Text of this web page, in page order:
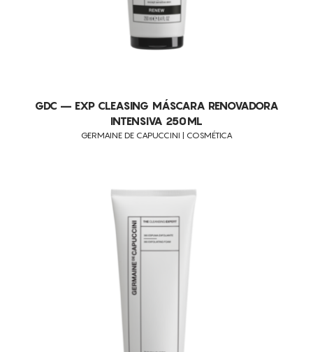
GDC – EXP CLEASING MÁSCARA RENOVADORA
INTENSIVA 250ML
GERMAINE DE CAPUCCINI | COSMÉTICA